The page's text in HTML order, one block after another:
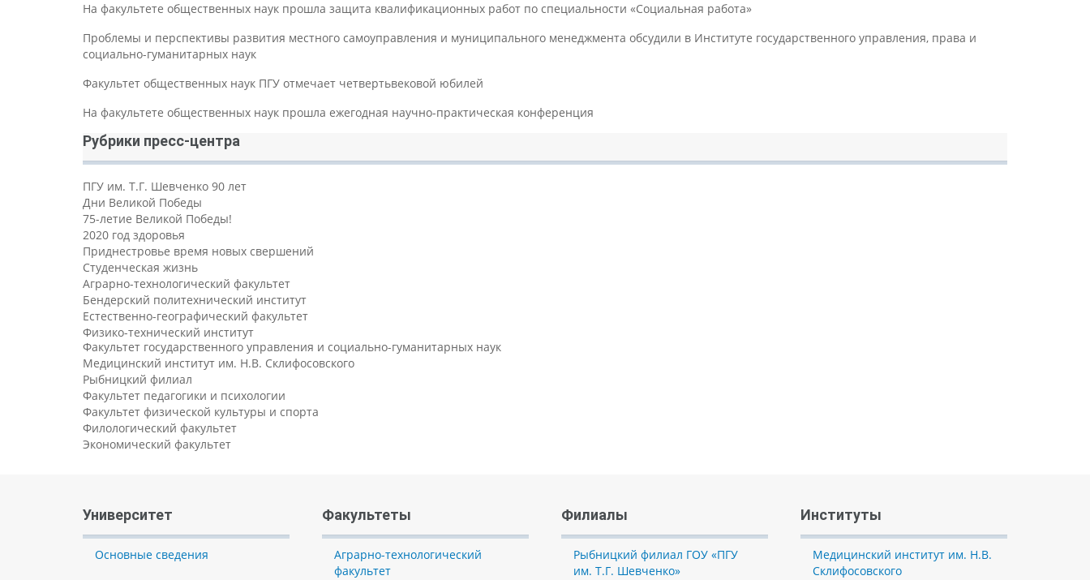
На факультете общественных наук прошла защита квалификационных работ по специальности «Социальная работа»
Проблемы и перспективы развития местного самоуправления и муниципального менеджмента обсудили в Институте государственного управления, права и
социально-гуманитарных наук
Факультет общественных наук ПГУ отмечает четвертьвековой юбилей
На факультете общественных наук прошла ежегодная научно-практическая конференция
Рубрики пресс-центра
ПГУ им. Т.Г. Шевченко 90 лет
Дни Великой Победы
75-летие Великой Победы!
2020 год здоровья
Приднестровье время новых свершений
Студенческая жизнь
Аграрно-технологический факультет
Бендерский политехнический институт
Естественно-географический факультет
Физико-технический институт
Факультет государственного управления и социально-гуманитарных наук
Медицинский институт им. Н.В. Склифосовского
Рыбницкий филиал
Факультет педагогики и психологии
Факультет физической культуры и спорта
Филологический факультет
Экономический факультет
Университет
Основные сведения
Факультеты
Аграрно-технологический
факультет
Филиалы
Рыбницкий филиал ГОУ «ПГУ
им. Т.Г. Шевченко»
Институты
Медицинский институт им. Н.В.
Склифосовского